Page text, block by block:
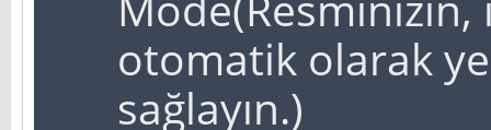
otomatik olarak
sağlayın.)